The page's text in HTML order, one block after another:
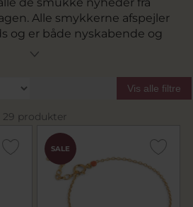
Alle smykkerne afspejler
og er både nyskabende og
elegant touch. Dyk ned og
Vis alle filtre
29 produkter
SALE